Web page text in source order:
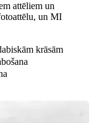
attēliem un
un MI
krāsām